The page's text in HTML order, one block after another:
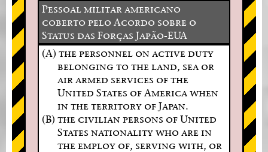
Pessoal militar americano
coberto pelo Acordo sobre o
Status das Forças Japão-EUA
(A) the personnel on active duty
belonging to the land, sea or
air armed services of the
United States of America when
in the territory of Japan.
(B) the civilian persons of United
States nationality who are in
the employ of, serving with, or